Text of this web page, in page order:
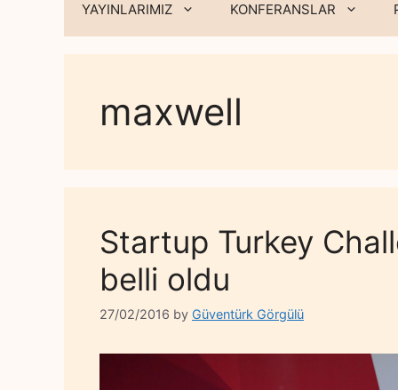
YAYINLARIMIZ KONFERANSLAR
maxwell
Startup Turkey
belli oldu
27/02/2016 by Güventürk Görgülü